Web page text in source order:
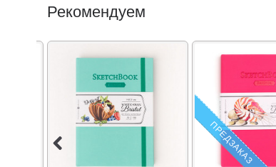
Рекомендуем
ПРЕДЗАКАЗ